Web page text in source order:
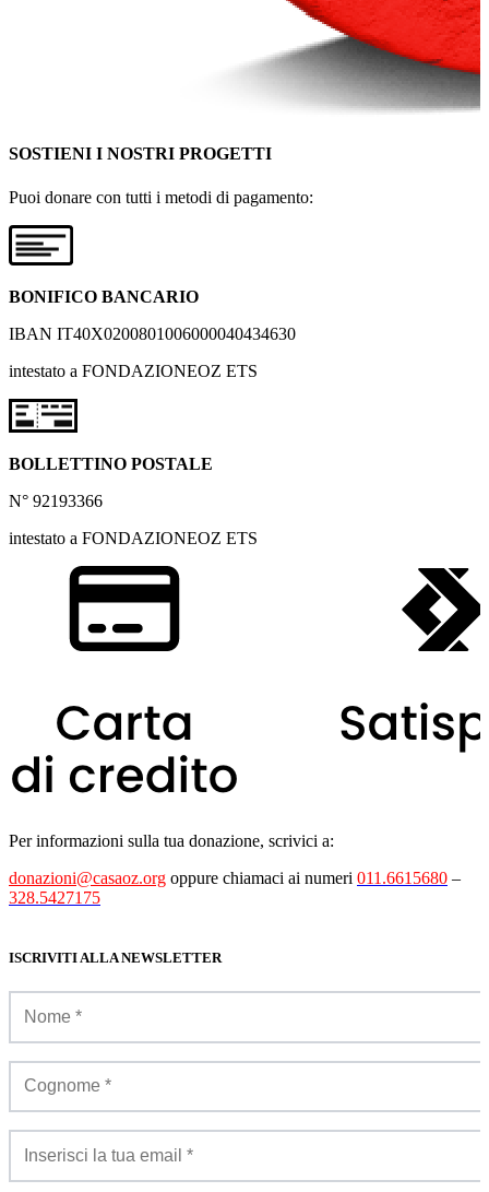
SOSTIENI I NOSTRI PROGETTI
Puoi donare con tutti i metodi di pagamento:
BONIFICO BANCARIO
IBAN IT40X0200801006000040434630
intestato a FONDAZIONEOZ ETS
BOLLETTINO POSTALE
N° 92193366
intestato a FONDAZIONEOZ ETS
Per informazioni sulla tua donazione, scrivici a:
donazioni@casaoz.org oppure chiamaci ai numeri 011.6615680 –
328.5427175
ISCRIVITI ALLA NEWSLETTER